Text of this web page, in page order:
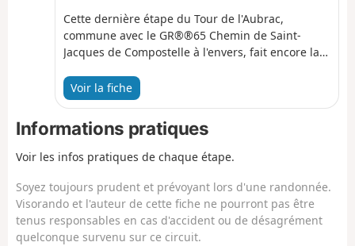
Cette dernière étape du Tour de l'Aubrac,
commune avec le GR®®65 Chemin de Saint-
Jacques de Compostelle à l'envers, fait encore la
de l'Aubrac. Au dernier tiers de l'étape, un peu
plus ombragé, on pourra admirer l'imposant
clocher de granit de l'Église de la Chaze-de-Peyre
et la Chapelle de la Bastide.
Voir la fiche
Informations pratiques
Voir les infos pratiques de chaque étape.
Soyez toujours prudent et prévoyant lors d'une randonnée.
Visorando et l'auteur de cette fiche ne pourront pas être
tenus responsables en cas d'accident ou de désagrément
quelconque survenu sur ce circuit.